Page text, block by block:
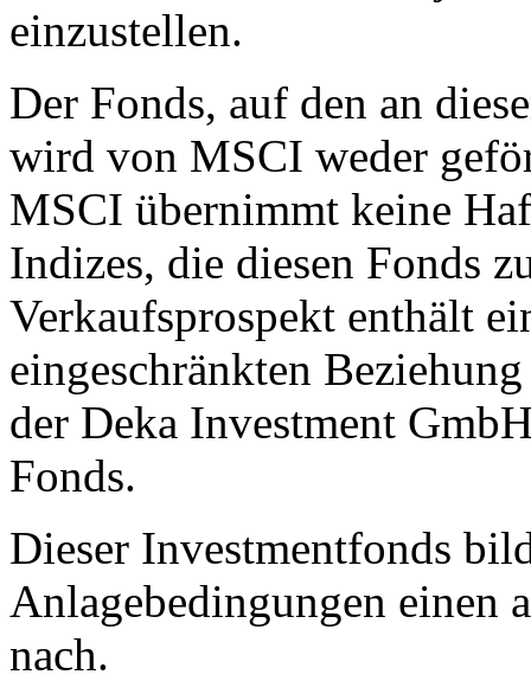
einzustellen.
Der Fonds, auf den an
wird von MSCI weder
MSCI übernimmt keine
Indizes, die diesen Fonds
Verkaufsprospekt enthält
eingeschränkten
der Deka Investment
Fonds.
Dieser Investmentfonds
Anlagebedingungen einen
nach.